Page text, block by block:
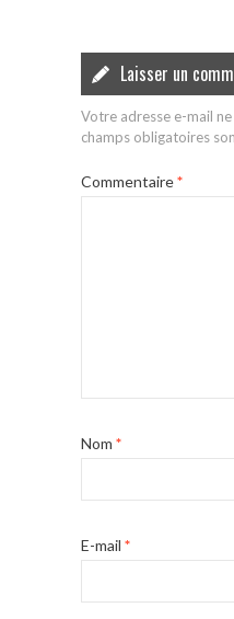
Laisser un
Votre adresse e-mail
champs obligatoires
Commentaire*
Nom *
E-mail *